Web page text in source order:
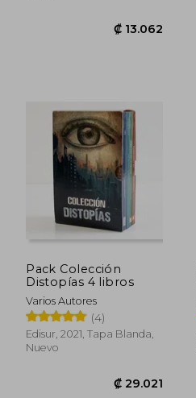
Pack Colección
Distopías 4 libros
Varios Autores
(4)
Edisur, 2021, Tapa Blanda,
Nuevo